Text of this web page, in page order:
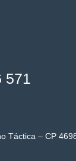
571
Táctica – CP